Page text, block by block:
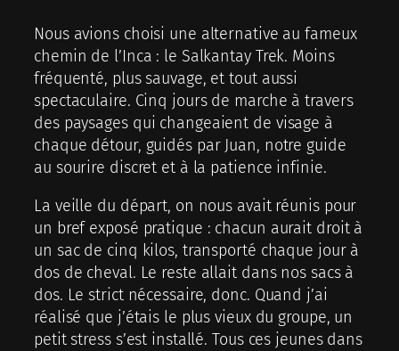
Nous avions choisi une alternative au fameux
chemin de l’Inca : le Salkantay Trek. Moins
fréquenté, plus sauvage, et tout aussi
spectaculaire. Cinq jours de marche à travers
des paysages qui changeaient de visage à
chaque détour, guidés par Juan, notre guide
au sourire discret et à la patience infinie.
La veille du départ, on nous avait réunis pour
un bref exposé pratique : chacun aurait droit à
un sac de cinq kilos, transporté chaque jour à
dos de cheval. Le reste allait dans nos sacs à
dos. Le strict nécessaire, donc. Quand j’ai
réalisé que j’étais le plus vieux du groupe, un
petit stress s’est installé. Tous ces jeunes dans